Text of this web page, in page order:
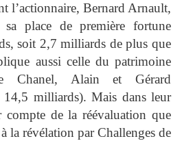
l’actionnaire, Bernard Arnault,
sa place de première fortune
soit 2,7 milliards de plus que
aussi celle du patrimoine
Chanel, Alain et Gérard
14,5 milliards). Mais dans leur
de la réévaluation que
la révélation par Challenges de